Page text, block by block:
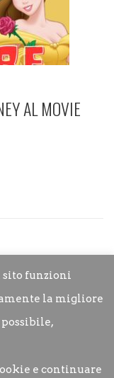
AL MOVIE
sito funzioni
la migliore
e continuare